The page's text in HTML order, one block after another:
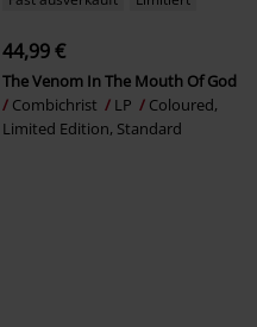
44,99 €
The Venom In The Mouth Of God
Combichrist
LP
Coloured,
Limited Edition, Standard